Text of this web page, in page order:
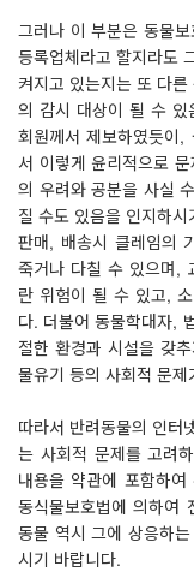
그러나 이 부분은 동물
등록업체라고 할지라도
켜지고 있는지는 또 다
의 감시 대상이 될 수 있
회원께서 제보하였듯이
서 이렇게 윤리적으로
의 우려와 공분을 사실
질 수도 있음을 인지하
판매, 배송시 클레임의
죽거나 다칠 수 있으며,
란 위험이 될 수 있고,
다. 더불어 동물학대자,
절한 환경과 시설을 갖
물유기 등의 사회적 문
따라서 반려동물의 인터
는 사회적 문제를 고려
내용을 약관에 포함하
동식물보호법에 의하여
동물 역시 그에 상응하
시기 바랍니다.